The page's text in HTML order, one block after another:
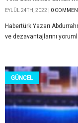
EYLÜL 24TH, 2022 | 0
Habertürk Yazarı
ve dezavantajlarını
GÜNCEL